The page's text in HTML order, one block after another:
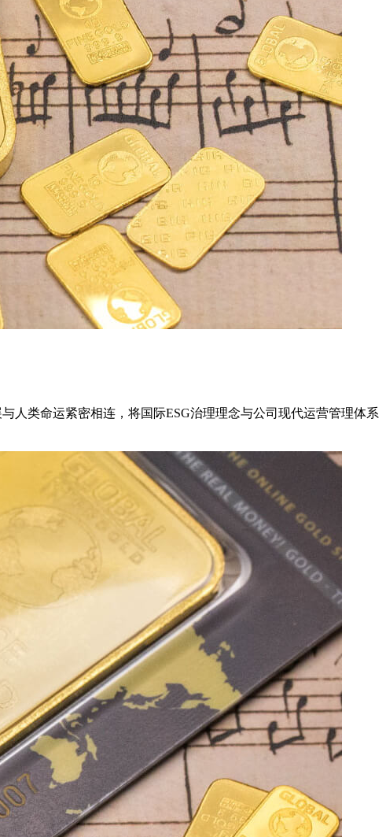
人类命运紧密相连，将国际ESG治理理念与公司现代运营管理体系